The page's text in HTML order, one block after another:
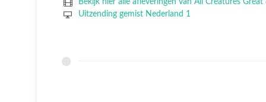
Bekijk hier alle afleveringen van All Creatures Great
Uitzending gemist Nederland 1